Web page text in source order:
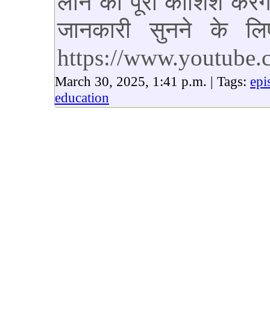
जानकारी सुनने के
https://
March 30, 2025, 1:41 p.m. | Tags:
education